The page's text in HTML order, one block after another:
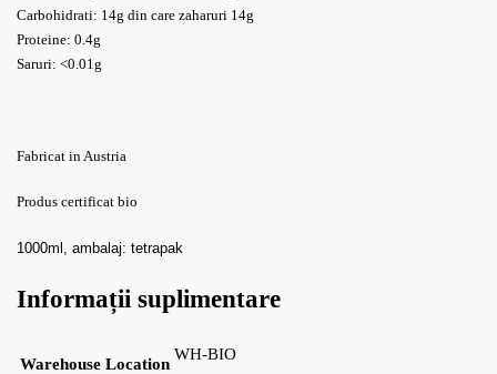
Carbohidrati: 14g din care zaharuri 14g
Proteine: 0.4g
Saruri: <0.01g
Fabricat in Austria
Produs certificat bio
1000ml, ambalaj: tetrapak
Informații suplimentare
Warehouse Location
WH-BIO